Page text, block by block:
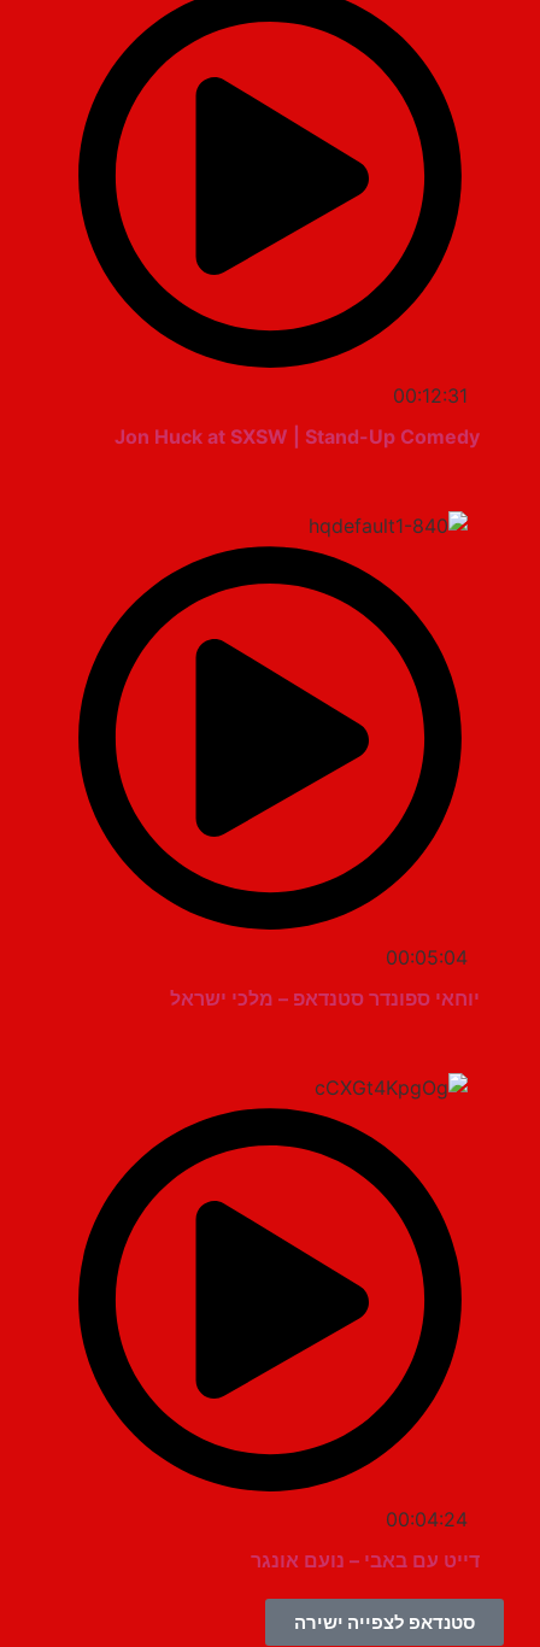
00:12:31
Jon Huck at SXSW | Stand-Up Comedy
00:05:04
יוחאי ספונדר סטנדאפ – מלכי ישראל
00:04:24
דייט עם באבי – נועם אונגר
סטנדאפ לצפייה ישירה